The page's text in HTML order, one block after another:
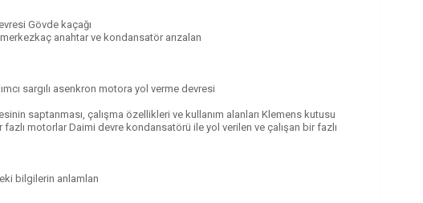
Gövde kaçağı
anahtar ve kondansatör arızalan
sargılı asenkron motora yol verme devresi
saptanması, çalışma özellikleri ve kullanım alanları Klemens kutusu
fazlı motorlar Daimi devre kondansatörü ile yol verilen ve çalışan bir fazlı
bilgilerin anlamlan